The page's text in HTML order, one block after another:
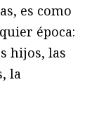
es como
época:
hijos, las
la